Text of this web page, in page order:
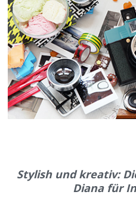
Stylish und kreativ:
Diana für